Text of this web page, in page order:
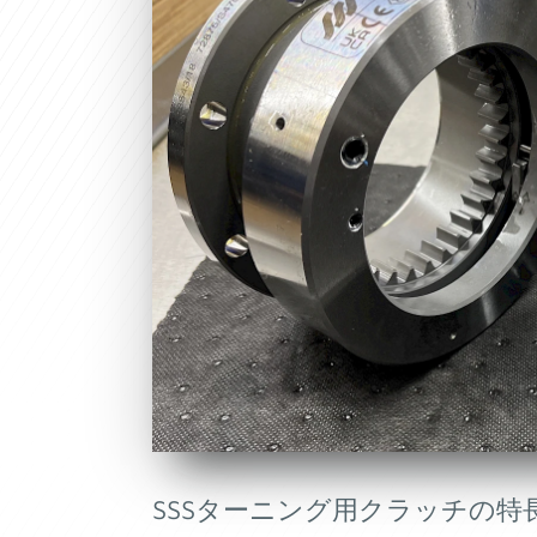
SSSターニング用クラッチの特